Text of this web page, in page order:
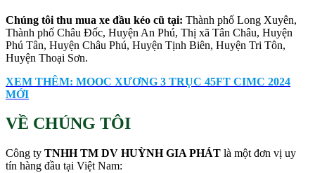
Chúng tôi thu mua xe đầu kéo cũ tại: Thành phố Long Xuyên,
Thành phố Châu Đốc, Huyện An Phú, Thị xã Tân Châu, Huyện
Phú Tân, Huyện Châu Phú, Huyện Tịnh Biên, Huyện Tri Tôn,
Huyện Thoại Sơn.
XEM THÊM: MOOC XƯƠNG 3 TRỤC 45FT CIMC 2024
MỚI
VỀ CHÚNG TÔI
Công ty TNHH TM DV HUỲNH GIA PHÁT là một đơn vị uy
tín hàng đầu tại Việt Nam: